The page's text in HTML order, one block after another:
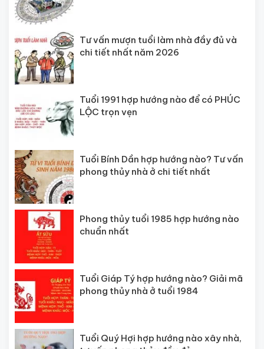
Tư vấn mượn tuổi làm nhà đầy đủ và
chi tiết nhất năm 2026
Tuổi 1991 hợp hướng nào để có PHÚC
LỘC trọn vẹn
Tuổi Bính Dần hợp hướng nào? Tư vấn
phong thủy nhà ở chi tiết nhất
Phong thủy tuổi 1985 hợp hướng nào
chuẩn nhất
Tuổi Giáp Tý hợp hướng nào? Giải mã
phong thủy nhà ở tuổi 1984
Tuổi Quý Hợi hợp hướng nào xây nhà,